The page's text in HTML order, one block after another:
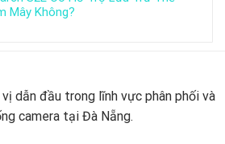
Mây Không?
dẫn đầu trong lĩnh vực phân phối và
camera tại Đà Nẵng.